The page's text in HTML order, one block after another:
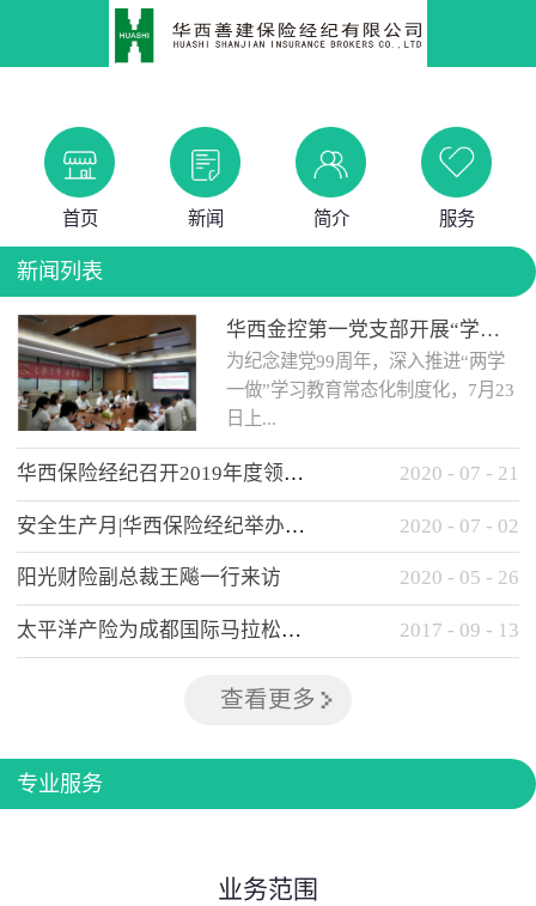
首页 新闻 简介 服务
新闻列表
华西金控第一党支部开展“学党史 知党情 做合格党员”主题教育工作会
为纪念建党99周年，深入推进“两学
一做”学习教育常态化制度化，7月23
日上...
午，华西金控第一党支部举办了“学
党史、知党情、...
华西保险经纪召开2019年度领导班子述职考核工作会 2020 - 07 - 21
安全生产月|华西保险经纪举办应急消防安全知识培训 2020 - 07 - 02
阳光财险副总裁王飚一行来访 2020 - 05 - 26
太平洋产险为成都国际马拉松提供全方位保险保障 2017 - 09 - 13
查看更多
专业服务
业务范围